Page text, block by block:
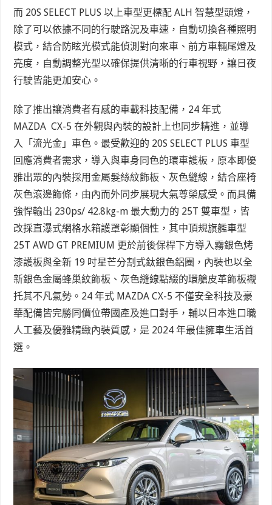
而 20S SELECT PLUS 以上車型更標配 ALH 智慧型頭燈，
除了可以依據不同的行駛路況及車速，自動切換各種照明
模式，結合防眩光模式能偵測對向來車、前方車輛尾燈及
亮度，自動調整光型以確保提供清晰的行車視野，讓日夜
行駛皆能更加安心。
除了推出讓消費者有感的車載科技配備，24 年式
MAZDA CX-5 在外觀與內裝的設計上也同步精進，並導
入「流光金」車色。最受歡迎的 20S SELECT PLUS 車型
回應消費者需求，導入與車身同色的環車護板，原本即優
雅出眾的內裝採用金屬髮絲紋飾板、灰色縫線，結合座椅
灰色滾邊飾條，由內而外同步展現大氣尊榮感受。而具備
強悍輸出 230ps/ 42.8kg-m 最大動力的 25T 雙車型，皆
改採直瀑式網格水箱護罩彰顯個性，其中頂規旗艦車型
25T AWD GT PREMIUM 更於前後保桿下方導入霧銀色烤
漆護板與全新 19 吋星芒分割式鈦銀色鋁圈，內裝也以全
新銀色金屬蜂巢紋飾板、灰色縫線點綴的環艙皮革飾板襯
托其不凡氣勢。24 年式 MAZDA CX-5 不僅安全科技及豪
華配備皆完勝同價位帶國產及進口對手，輔以日本進口職
人工藝及優雅精緻內裝質感，是 2024 年最佳擁車生活首
選。